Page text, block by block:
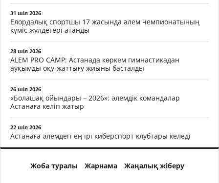
31 шіл 2026
Елордалық спортшы 17 жасында әлем чемпионатының
күміс жүлдегері атанды
28 шіл 2026
ALEM PRO CAMP: Астанада көркем гимнастикадан
ауқымды оқу-жаттығу жиыны басталды
26 шіл 2026
«Болашақ ойындары – 2026»: әлемдік командалар
Астанаға келіп жатыр
22 шіл 2026
Астанаға әлемдегі ең ірі киберспорт клубтары келеді
Жоба туралы Жарнама Жаңалық жіберу